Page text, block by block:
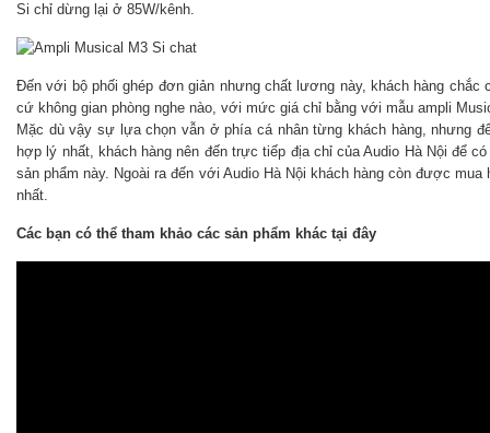
Si chỉ dừng lại ở 85W/kênh.
Đến với bộ phối ghép đơn giản nhưng chất lương này, khách hàng
cứ không gian phòng nghe nào, với mức giá chỉ bằng với mẫu ampli
Mặc dù vậy sự lựa chọn vẫn ở phía cá nhân từng khách hàng, nhưng
hợp lý nhất, khách hàng nên đến trực tiếp địa chỉ của Audio Hà Nội để
sản phẩm này. Ngoài ra đến với Audio Hà Nội khách hàng còn được
nhất.
Các bạn có thể tham khảo các sản phẩm khác tại đây